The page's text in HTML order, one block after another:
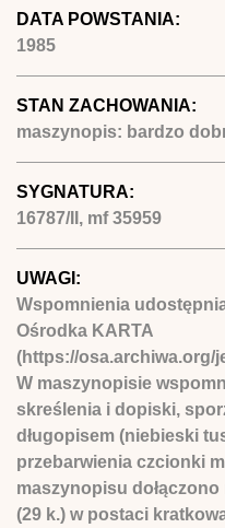
DATA POWSTANIA:
1985
STAN ZACHOWANIA:
maszynopis: bardzo
SYGNATURA:
16787/II, mf 35959
UWAGI:
Wspomnienia
Ośrodka KARTA
(https://osa.archiwa.org/
W maszynopisie
skreślenia i dopiski,
długopisem (niebieski
przebarwienia czcionki
maszynopisu
(29 k.) w postaci